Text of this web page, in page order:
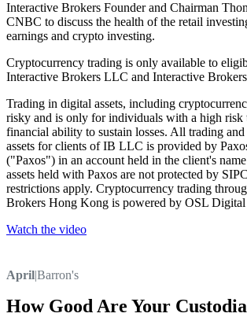
Interactive Brokers Founder and Chairman
CNBC to discuss the health of the retail
earnings and crypto investing.
Cryptocurrency trading is only available to
Interactive Brokers LLC and Interactive
Trading in digital assets, including
risky and is only for individuals with a high risk
financial ability to sustain losses. All trading
assets for clients of IB LLC is provided by
("Paxos") in an account held in the client's
assets held with Paxos are not protected by
restrictions apply. Cryptocurrency trading
Brokers Hong Kong is powered by OSL Digital
Watch the video
April|Barron's
How Good Are Your